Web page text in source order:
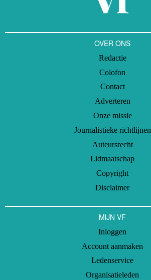
OVER ONS
Redactie
Colofon
Contact
Adverteren
Onze missie
Journalistieke richtlijnen
Auteursrecht
Lidmaatschap
Copyright
Disclaimer
MIJN VF
Inloggen
Account aanmaken
Ledenservice
Organisatieleden